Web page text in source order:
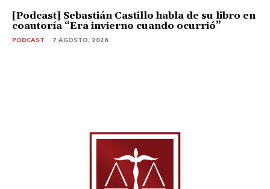
[Podcast] Sebastián Castillo habla de su libro en
coautoría “Era invierno cuando ocurrió”
PODCAST 7 AGOSTO, 2026